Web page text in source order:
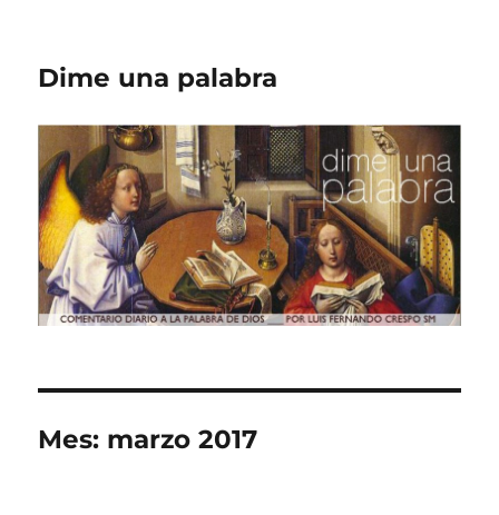
Dime una palabra
Mes: marzo 2017